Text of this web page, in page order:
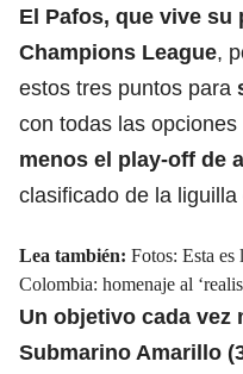
El Pafos, que vive su
Champions League,
estos tres puntos para
con todas las
menos el play-off de
clasificado de la
Lea también: Fotos: Esta es
Colombia: homenaje al
Un objetivo cada vez
Submarino Amarillo